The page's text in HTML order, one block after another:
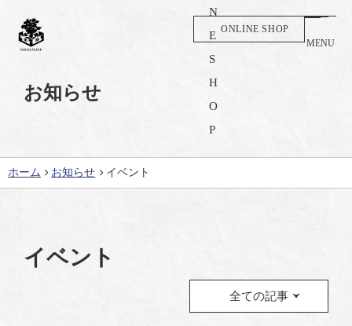
ONLINE SHOP
MENU
お知らせ
ホーム お知らせ イベント
イベント
全ての記事